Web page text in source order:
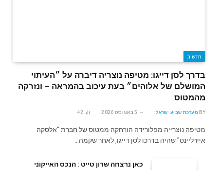
חדשות
בדרך לסן דייגו: מטיפה נוצריה דיברה על ״העיתוי
המושלם של אלוהים״ בעת עיכוב בהמראה – ונזרקה
מהמטוס
BY מערכת שבוע ישראלי 5 באוגוסט 2026 42
מטיפה נוצרייה מפלורידה הורחקה ממטוס של חברת "אלסקה
איירליינס" שהיה בדרכו לסן דייגו, לאחר שקמה…